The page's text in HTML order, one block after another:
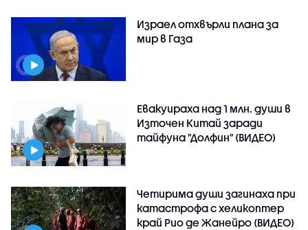
Израел отхвърли плана за
мир в Газа
Евакуираха над 1 млн. души в
Източен Китай заради
тайфуна "Долфин" (ВИДЕО)
Четирима души загинаха при
катастрофа с хеликоптер
край Рио де Жанейро (ВИДЕО)